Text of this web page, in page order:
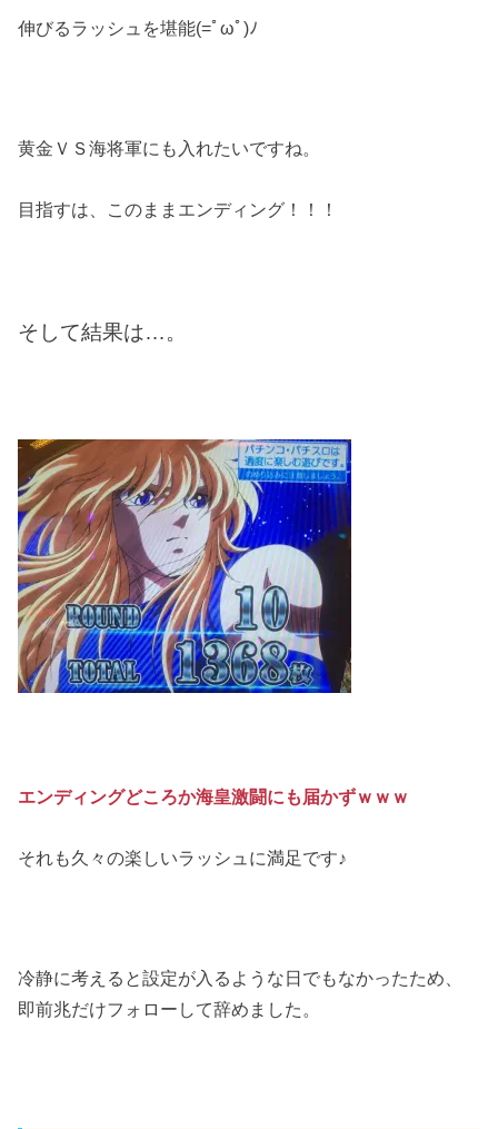
伸びるラッシュを堪能(=ﾟωﾟ)ﾉ
黄金ＶＳ海将軍にも入れたいですね。
目指すは、このままエンディング！！！
そして結果は…。
エンディングどころか海皇激闘にも届かずｗｗｗ
それも久々の楽しいラッシュに満足です♪
冷静に考えると設定が入るような日でもなかったため、
即前兆だけフォローして辞めました。